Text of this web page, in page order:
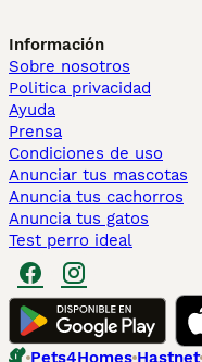
Información
Sobre nosotros
Politica privacidad
Ayuda
Prensa
Condiciones de uso
Anunciar tus mascotas
Anuncia tus cachorros
Anuncia tus gatos
Test perro ideal